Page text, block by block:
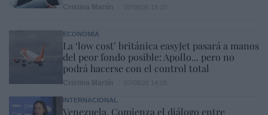
ECONOMÍA
La ‘low cost’ británica easyJet pasará a manos
del peor fondo posible: Apollo... pero no
podrá hacerse con el control total
INTERNACIONAL
Venezuela. Comienza el diálogo entre